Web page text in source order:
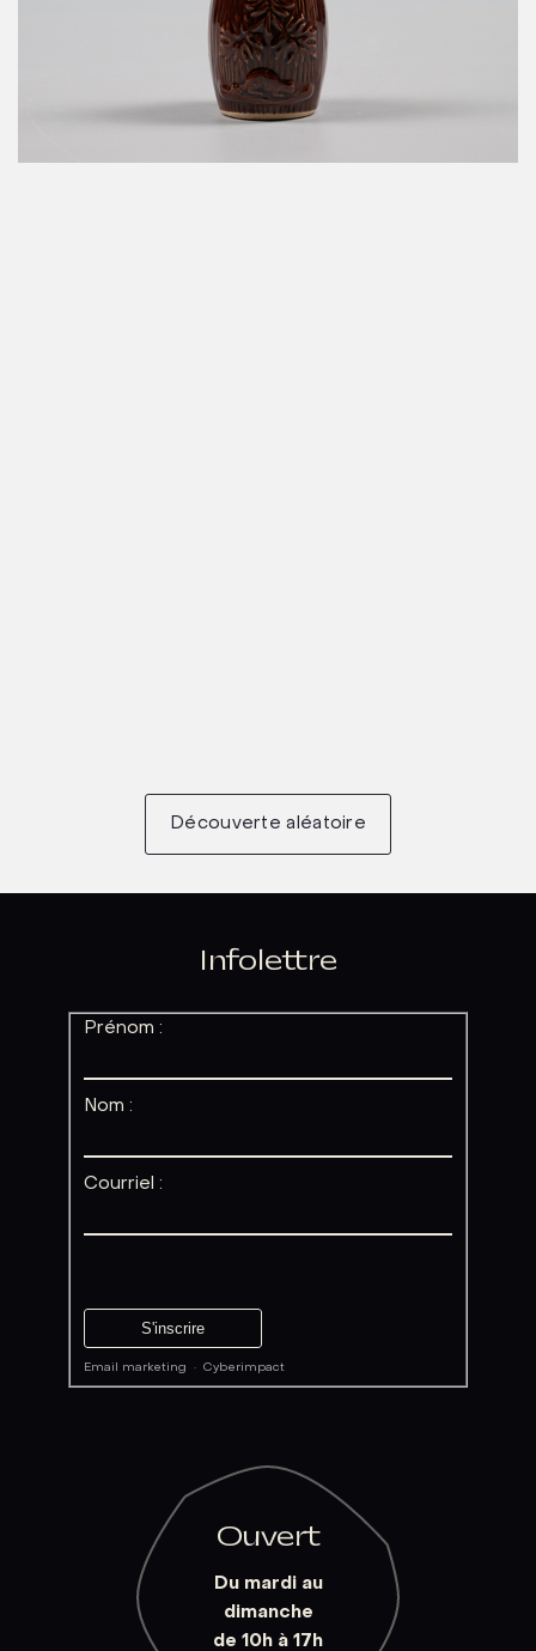
Découverte aléatoire
Infolettre
Prénom :
Nom :
Courriel :
Email marketing ·Cyberimpact
Ouvert
Du mardi au
dimanche
de 10h à 17h